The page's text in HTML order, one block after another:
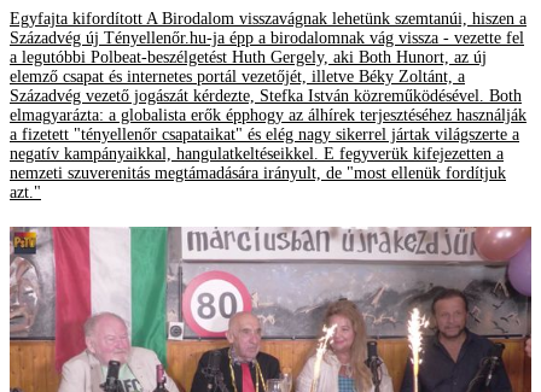
Egyfajta kifordított A Birodalom visszavágnak lehetünk szemtanúi, hiszen a
Századvég új Tényellenőr.hu-ja épp a birodalomnak vág vissza - vezette fel
a legutóbbi Polbeat-beszélgetést Huth Gergely, aki Both Hunort, az új
elemző csapat és internetes portál vezetőjét, illetve Béky Zoltánt, a
Századvég vezető jogászát kérdezte, Stefka István közreműködésével. Both
elmagyarázta: a globalista erők épphogy az álhírek terjesztéséhez használják
a fizetett "tényellenőr csapataikat" és elég nagy sikerrel jártak világszerte a
negatív kampányaikkal, hangulatkeltéseikkel. E fegyverük kifejezetten a
nemzeti szuverenitás megtámadására irányult, de "most ellenük fordítjuk
azt."